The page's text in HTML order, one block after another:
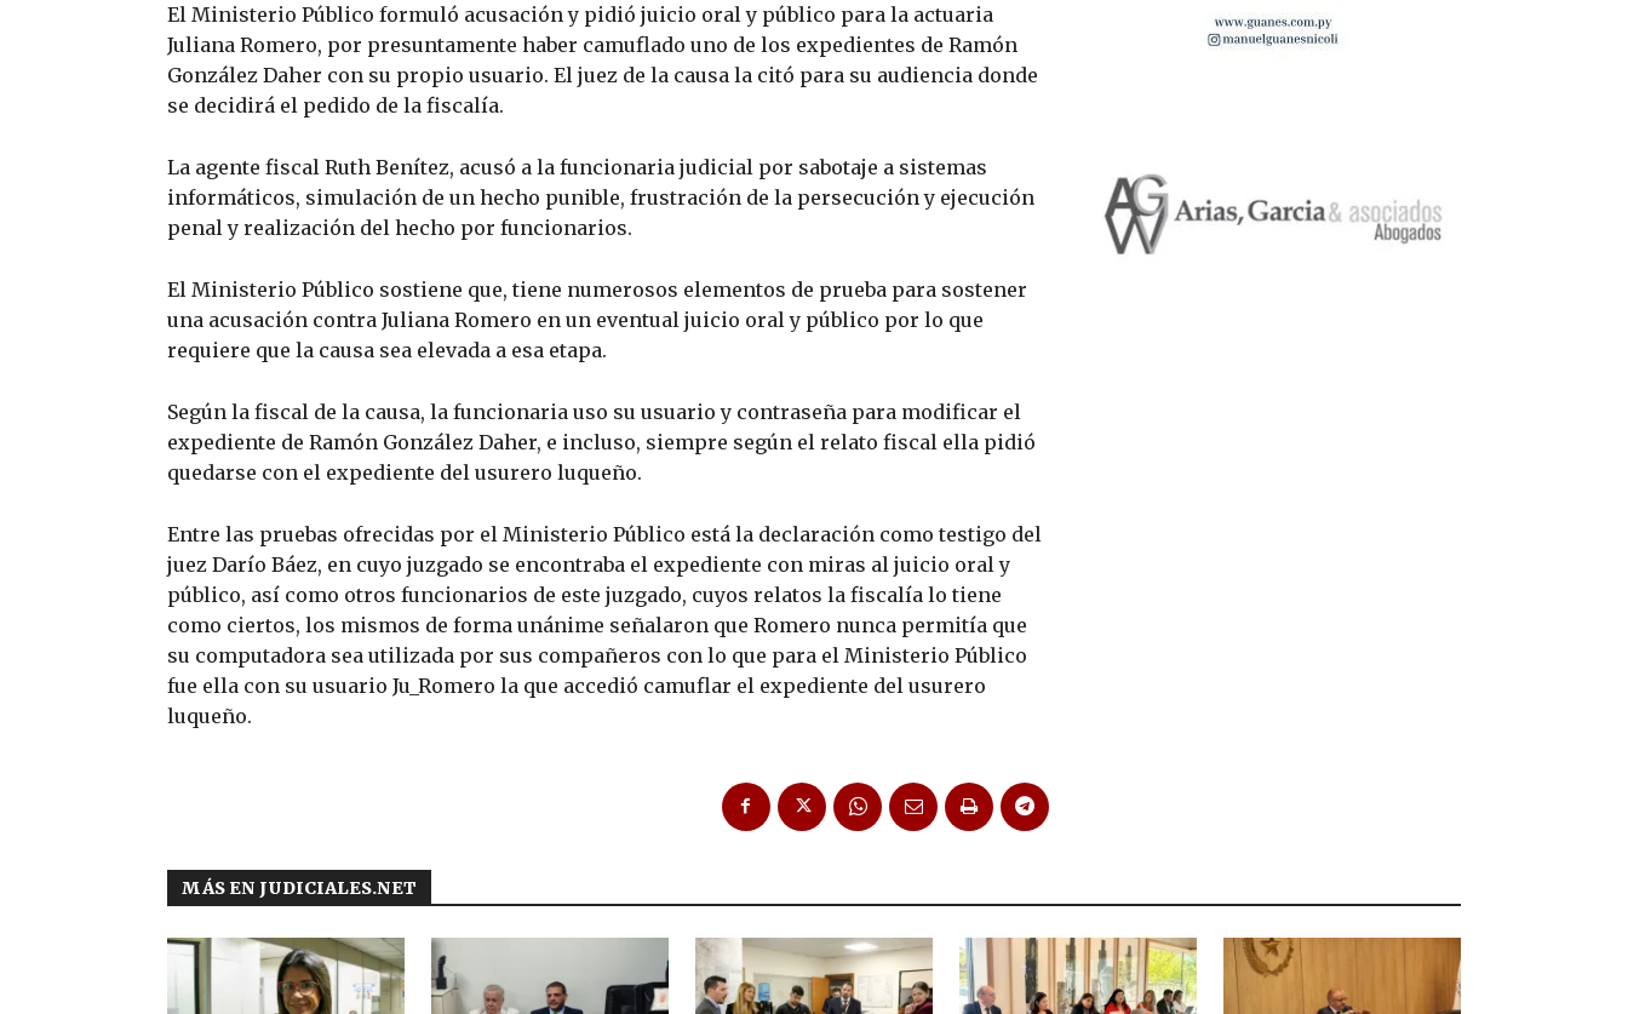
El Ministerio Público formuló acusación y pidió juicio oral y público para la actuaria
Juliana Romero, por presuntamente haber camuflado uno de los expedientes de Ramón
González Daher con su propio usuario. El juez de la causa la citó para su audiencia donde
se decidirá el pedido de la fiscalía.
La agente fiscal Ruth Benítez, acusó a la funcionaria judicial por sabotaje a sistemas
informáticos, simulación de un hecho punible, frustración de la persecución y ejecución
penal y realización del hecho por funcionarios.
El Ministerio Público sostiene que, tiene numerosos elementos de prueba para sostener
una acusación contra Juliana Romero en un eventual juicio oral y público por lo que
requiere que la causa sea elevada a esa etapa.
Según la fiscal de la causa, la funcionaria uso su usuario y contraseña para modificar el
expediente de Ramón González Daher, e incluso, siempre según el relato fiscal ella pidió
quedarse con el expediente del usurero luqueño.
Entre las pruebas ofrecidas por el Ministerio Público está la declaración como testigo del
juez Darío Báez, en cuyo juzgado se encontraba el expediente con miras al juicio oral y
público, así como otros funcionarios de este juzgado, cuyos relatos la fiscalía lo tiene
como ciertos, los mismos de forma unánime señalaron que Romero nunca permitía que
su computadora sea utilizada por sus compañeros con lo que para el Ministerio Público
fue ella con su usuario Ju_Romero la que accedió camuflar el expediente del usurero
luqueño.
MÁS EN JUDICIALES.NET